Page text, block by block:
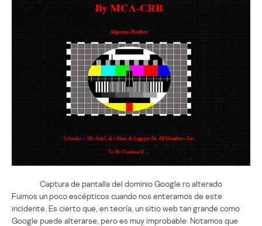
Captura de pantalla del dominio Google.ro alterado
Fuimos un poco escépticos cuando nos enteramos de este
incidente. Es cierto que, en teoría, un sitio web tan grande como
Google puede alterarse, pero es muy improbable. Notamos que